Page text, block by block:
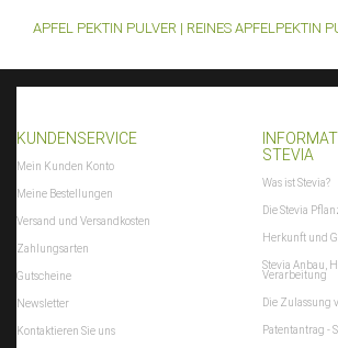
APFEL PEKTIN PULVER | REINES APFELPEKTIN
KUNDENSERVICE
Mein Kunden Konto
Meine Bestellungen
Versand und Versandkosten
Zahlungsarten
Gutscheine
Newsletter
Kontaktieren Sie uns
STEVIA
Was ist Stevia?
Die Stevia
Herkunft und
Stevia Anbau,
Verarbeitung
Die Zulassung
Patentantrag -